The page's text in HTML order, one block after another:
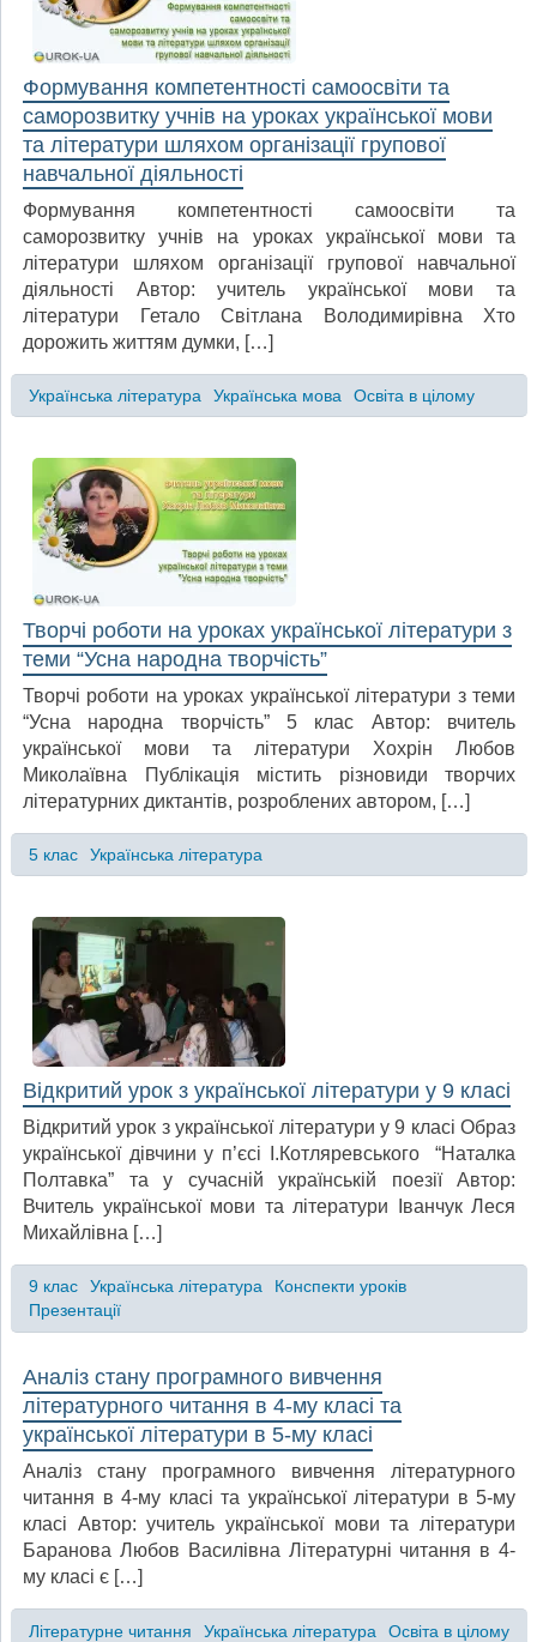
Формування компетентності самоосвіти та
саморозвитку учнів на уроках української мови
та літератури шляхом організації групової
навчальної діяльності
Формування компетентності самоосвіти та
саморозвитку учнів на уроках української мови та
літератури шляхом організації групової навчальної
діяльності Автор: учитель української мови та
літератури Гетало Світлана Володимирівна Хто
дорожить життям думки, […]
Українська література Українська мова Освіта в цілому
Творчі роботи на уроках української літератури з
теми “Усна народна творчість”
Творчі роботи на уроках української літератури з теми
“Усна народна творчість” 5 клас Автор: вчитель
української мови та літератури Хохрін Любов
Миколаївна Публікація містить різновиди творчих
літературних диктантів, розроблених автором, […]
5 клас Українська література
Відкритий урок з української літератури у 9 класі
Відкритий урок з української літератури у 9 класі Образ
української дівчини у п’єсі І.Котляревського “Наталка
Полтавка” та у сучасній українській поезії Автор:
Вчитель української мови та літератури Іванчук Леся
Михайлівна […]
9 клас Українська література
Конспекти уроків
Презентації
Аналіз стану програмного вивчення
літературного читання в 4-му класі та
української літератури в 5-му класі
Аналіз стану програмного вивчення літературного
читання в 4-му класі та української літератури в 5-му
класі Автор: учитель української мови та літератури
Баранова Любов Василівна Літературні читання в 4-
му класі є […]
Літературне читання Українська література Освіта в цілому